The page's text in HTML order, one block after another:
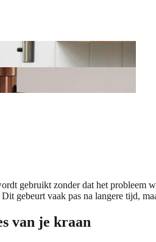
gebruikt zonder dat het
gebeurt vaak pas na langere tijd,
van je kraan